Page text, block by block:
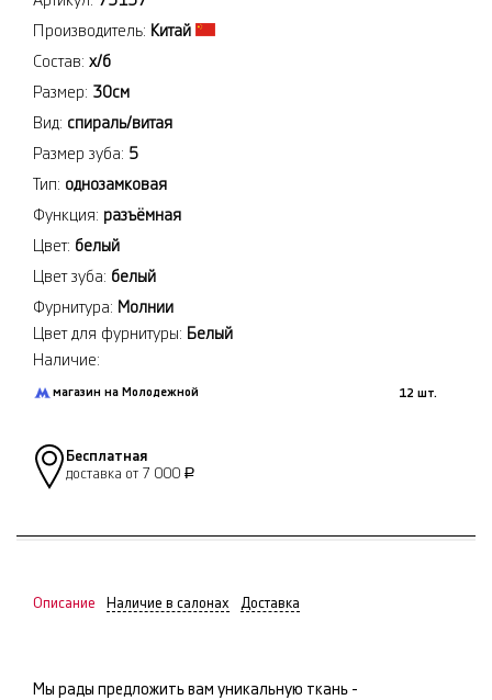
Производитель: Китай
Состав: х/б
Размер: 30см
Вид: спираль/витая
Размер зуба: 5
Тип: однозамковая
Функция: разъёмная
Цвет: белый
Цвет зуба: белый
Фурнитура: Молнии
Цвет для фурнитуры: Белый
Наличие:
магазин на Молодежной 12 шт.
Бесплатная
доставка от 7 000 Р
Описание Наличие в салонах Доставка
Мы рады предложить вам уникальную ткань -